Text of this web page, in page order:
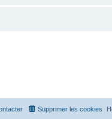
Supprimer les cookies